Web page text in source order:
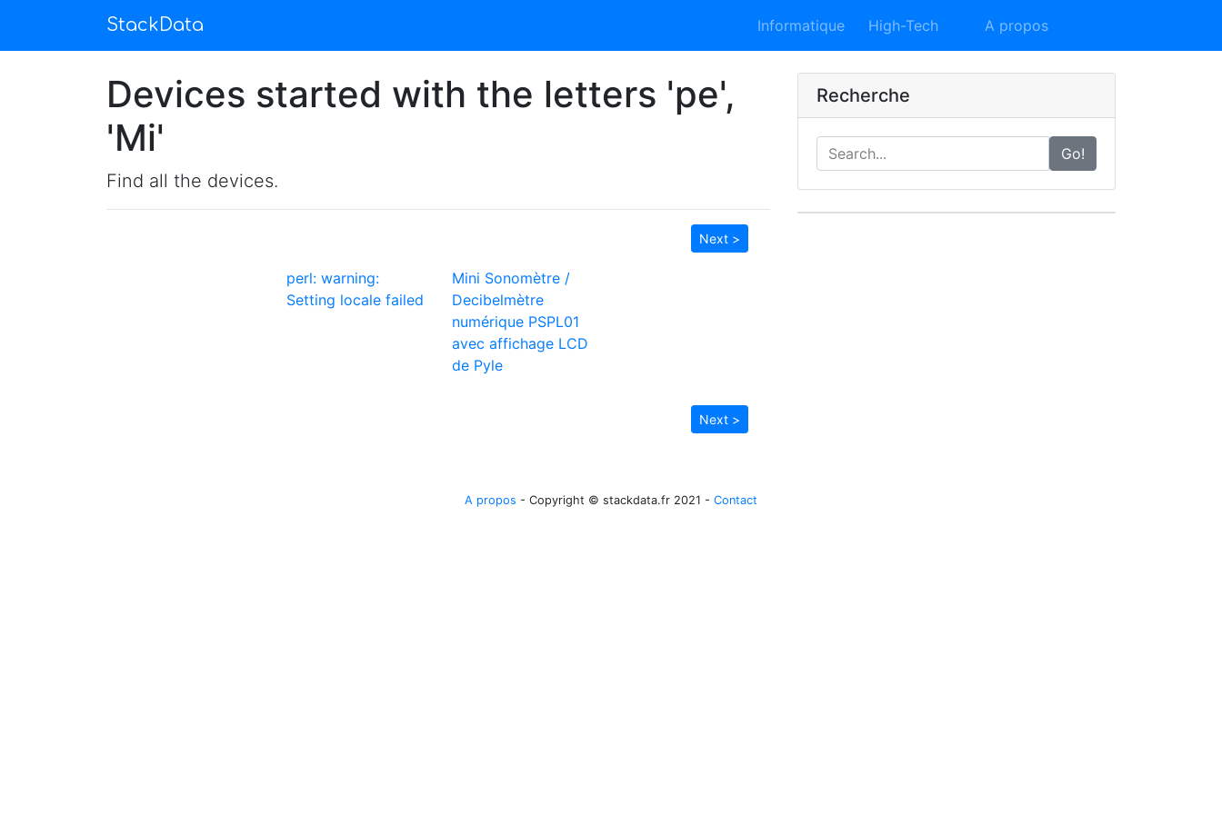
StackData Informatique High-Tech A propos
Devices started with the letters 'pe',
'Mi'
Find all the devices.
Next >
perl: warning:
Setting locale failed
Mini Sonomètre /
Decibelmètre
numérique PSPL01
avec affichage LCD
de Pyle
Next >
Recherche
Go!
A propos - Copyright © stackdata.fr 2021 - Contact